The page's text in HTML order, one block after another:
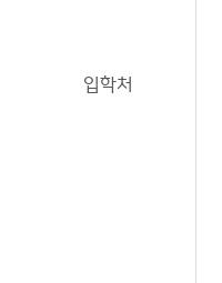
입학처